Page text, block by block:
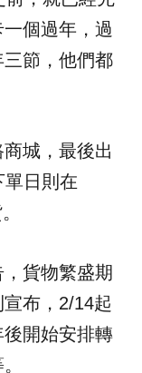
個過年，過
節，他們都
城，最後出
單日則在
貨物繁盛期
布，2/14起
開始安排轉